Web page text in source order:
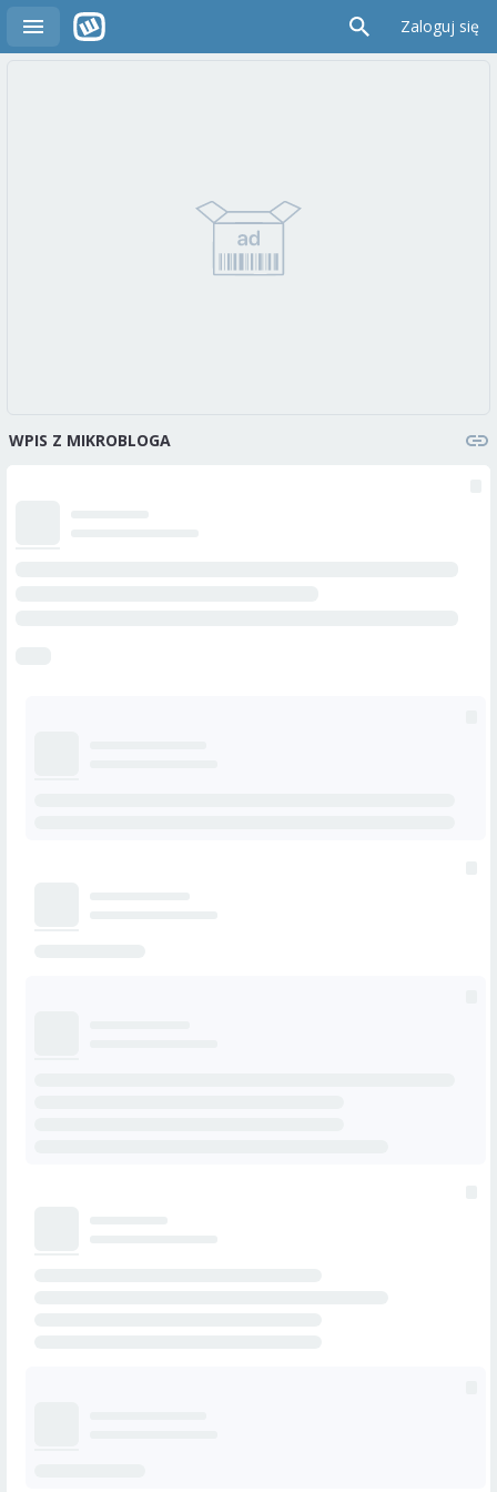
Zaloguj się
WPIS Z MIKROBLOGA